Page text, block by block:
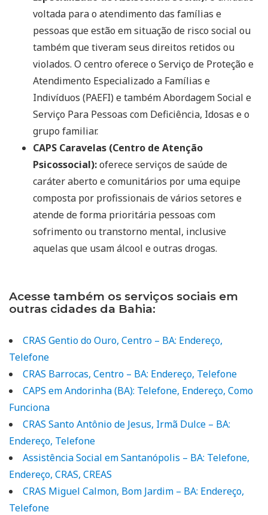
voltada para o atendimento das famílias e
pessoas que estão em situação de risco social ou
também que tiveram seus direitos retidos ou
violados. O centro oferece o Serviço de Proteção e
Atendimento Especializado a Famílias e
Indivíduos (PAEFI) e também Abordagem Social e
Serviço Para Pessoas com Deficiência, Idosas e o
grupo familiar.
CAPS Caravelas (Centro de Atenção
Psicossocial):oferece serviços de saúde de
caráter aberto e comunitários por uma equipe
composta por profissionais de vários setores e
atende de forma prioritária pessoas com
sofrimento ou transtorno mental, inclusive
aquelas que usam álcool e outras drogas.
Acesse também os serviços sociais em
outras cidades da Bahia:
CRAS Gentio do Ouro, Centro – BA: Endereço,
Telefone
CRAS Barrocas, Centro – BA: Endereço, Telefone
CAPS em Andorinha (BA): Telefone, Endereço, Como
Funciona
CRAS Santo Antônio de Jesus, Irmã Dulce – BA:
Endereço, Telefone
Assistência Social em Santanópolis – BA: Telefone,
Endereço, CRAS, CREAS
CRAS Miguel Calmon, Bom Jardim – BA: Endereço,
Telefone